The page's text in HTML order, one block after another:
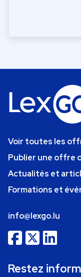
Voir toutes les
Publier une offre
Actualités et
Formations et
info@lexgo.lu
Restez